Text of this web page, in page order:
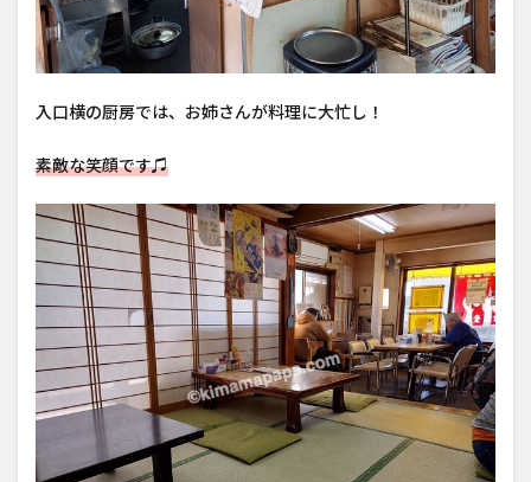
入口横の厨房では、お姉さんが料理に大忙し！
素敵な笑顔です♫